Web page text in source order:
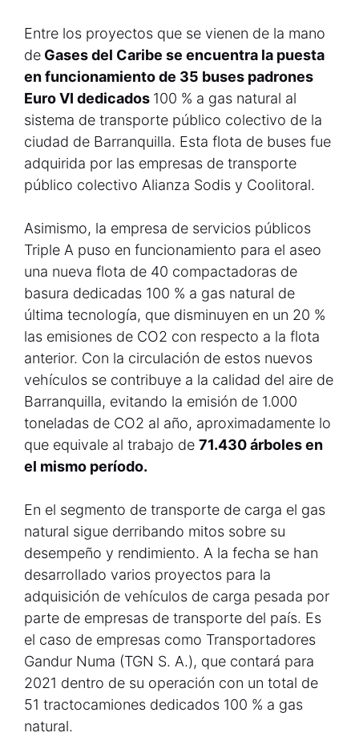
Entre los proyectos que se vienen de la mano
de Gases del Caribe se encuentra la puesta
en funcionamiento de 35 buses padrones
Euro VI dedicados 100 % a gas natural al
sistema de transporte público colectivo de la
ciudad de Barranquilla. Esta flota de buses fue
adquirida por las empresas de transporte
público colectivo Alianza Sodis y Coolitoral.
Asimismo, la empresa de servicios públicos
Triple A puso en funcionamiento para el aseo
una nueva flota de 40 compactadoras de
basura dedicadas 100 % a gas natural de
última tecnología, que disminuyen en un 20 %
las emisiones de CO2 con respecto a la flota
anterior. Con la circulación de estos nuevos
vehículos se contribuye a la calidad del aire de
Barranquilla, evitando la emisión de 1.000
toneladas de CO2 al año, aproximadamente lo
que equivale al trabajo de 71.430 árboles en
el mismo período.
En el segmento de transporte de carga el gas
natural sigue derribando mitos sobre su
desempeño y rendimiento. A la fecha se han
desarrollado varios proyectos para la
adquisición de vehículos de carga pesada por
parte de empresas de transporte del país. Es
el caso de empresas como Transportadores
Gandur Numa (TGN S. A.), que contará para
2021 dentro de su operación con un total de
51 tractocamiones dedicados 100 % a gas
natural.